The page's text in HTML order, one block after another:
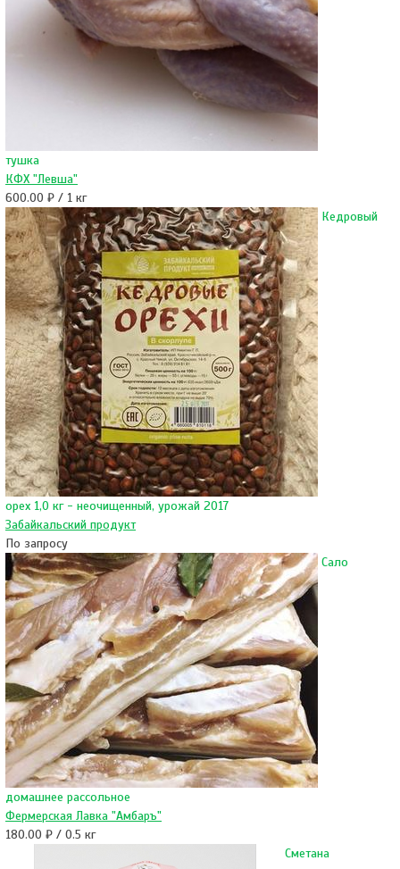
тушка
КФХ "Левша"
600.00 ₽ / 1 кг
Кедровый
орех 1,0 кг - неочищенный, урожай 2017
Забайкальский продукт
По запросу
Сало
домашнее рассольное
Фермерская Лавка "Амбаръ"
180.00 ₽ / 0.5 кг
Сметана